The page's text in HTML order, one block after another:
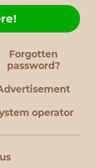
Forgotten
password?
operator